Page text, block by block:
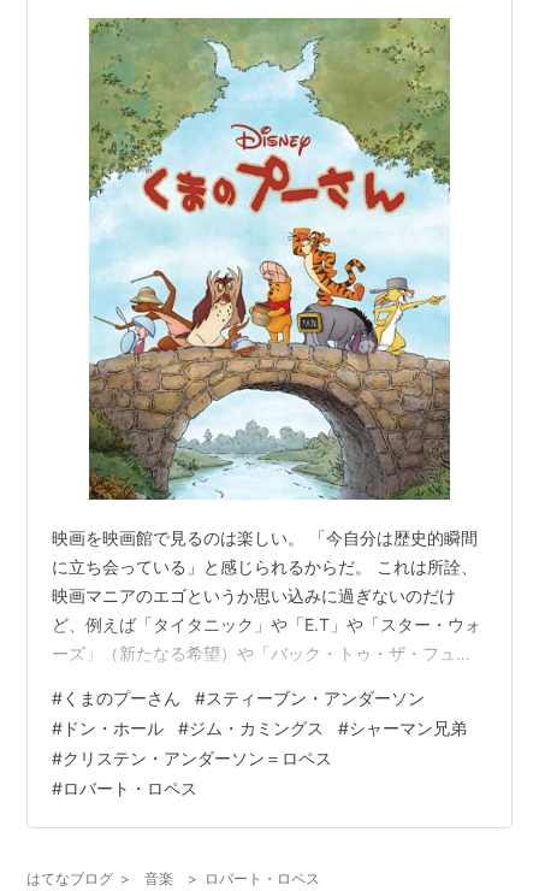
映画を映画館で見るのは楽しい。 「今自分は歴史的瞬間
に立ち会っている」と感じられるからだ。 これは所詮、
映画マニアのエゴというか思い込みに過ぎないのだけ
ど、例えば「タイタニック」や「E.T」や「スター・ウォ
ーズ」（新たなる希望）や「バック・トゥ・ザ・フュー
きた人たちは、（それが偉いとかそういうことではな
く）将来一生自慢できると思う。 僕はそれらの作品をリ
アルタイムで劇場で見ることができなかったからとても
残念だ。 最近劇場で体験できたディズニー長編でいうと
「アナと雪の女王」や「ズートピア」やピクサーの「リ
#くまのプーさん #スティーブン・アンダーソン
# ドン・ホール #ジム・カミングス #シャーマン兄弟
#クリステン・アンダーソン＝ロペス
#ロバート・ロペス
はてなブログ > 音楽 > ロバート・ロペス